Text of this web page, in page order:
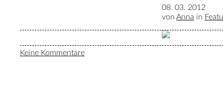
08. 03. 2012
von Anna in
Keine Kommentare